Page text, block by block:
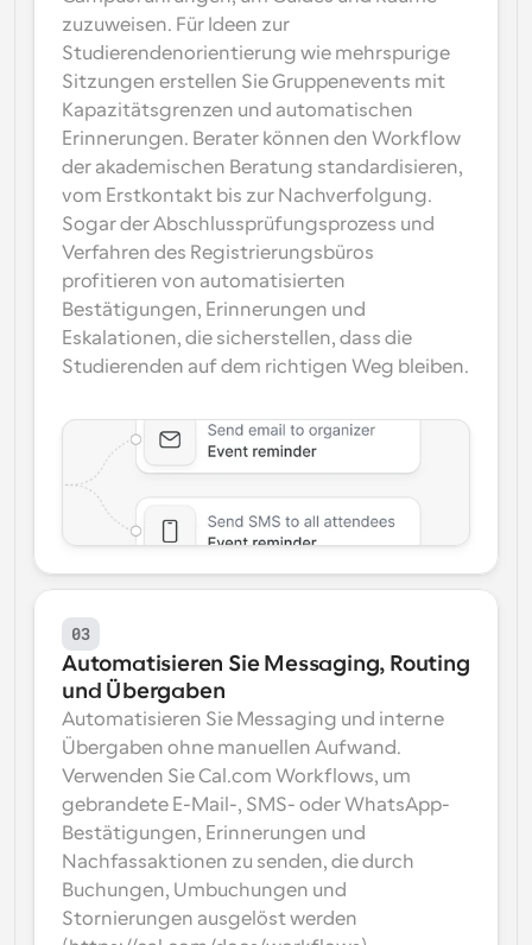
zuzuweisen. Für Ideen zur
Studierendenorientierung wie mehrspurige
Sitzungen erstellen Sie Gruppenevents mit
Kapazitätsgrenzen und automatischen
Erinnerungen. Berater können den Workflow
der akademischen Beratung standardisieren,
vom Erstkontakt bis zur Nachverfolgung.
Sogar der Abschlussprüfungsprozess und
Verfahren des Registrierungsbüros
profitieren von automatisierten
Bestätigungen, Erinnerungen und
Eskalationen, die sicherstellen, dass die
Studierenden auf dem richtigen Weg bleiben.
03
Automatisieren Sie Messaging, Routing
und Übergaben
Automatisieren Sie Messaging und interne
Übergaben ohne manuellen Aufwand.
Verwenden Sie Cal.com Workflows, um
gebrandete E-Mail-, SMS- oder WhatsApp-
Bestätigungen, Erinnerungen und
Nachfassaktionen zu senden, die durch
Buchungen, Umbuchungen und
Stornierungen ausgelöst werden